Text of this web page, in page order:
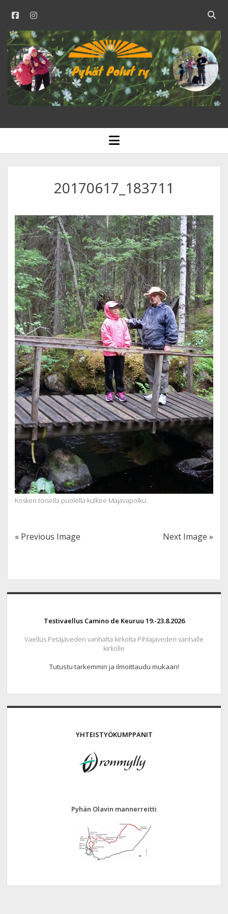
facebookinstagram
Open
bar
PYHÄT
POLUT
RY
open
menu
20170617_183711
Kosken toisella puolella kulkee Majavapolku.
« Previous Image Next Image »
Sidebar
Testivaellus Camino de Keuruu 19.-23.8.2026
Vaellus Petäjäveden vanhalta kirkolta Pihlajaveden vanhalle
kirkolle
Tutustu tarkemmin ja ilmoittaudu mukaan!
YHTEISTYÖKUMPPANIT
Pyhän Olavin mannerreitti